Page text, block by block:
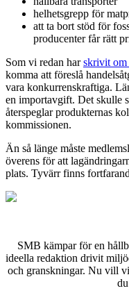
helhetsgrepp för
att ta bort stöd för
producenter får rätt
Som vi redan harskrivit om
komma att föreslå
vara konkurrenskraftiga.
en importavgift. Det skulle
återspeglar produkternas
kommissionen.
Än så länge måste
överens för att
plats. Tyvärr finns
SMB kämpar för en
ideella redaktion drivit
och granskningar. Nu vill